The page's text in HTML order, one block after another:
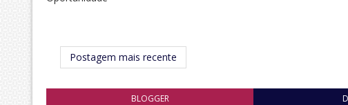
Postagem mais recente
BLOGGER